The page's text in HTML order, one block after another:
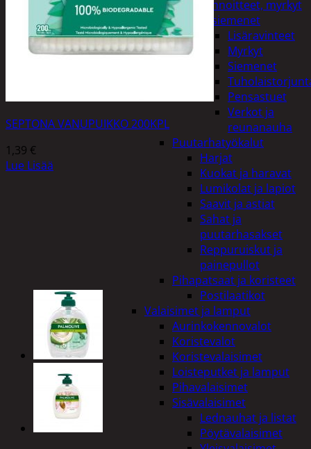
Lannoitteet, myrkyt
ja siemenet
Lisäravinteet
Myrkyt
Siemenet
Pensastuet
Verkot ja
reunanauha
Puutarhatyökalut
Harjat
Kuokat ja haravat
Lumikolat ja lapiot
Saavit ja astiat
Sahat ja
puutarhasakset
Reppuruiskut ja
painepullot
Pihapatsaat ja koristeet
Postilaatikot
Valaisimet ja lamput
Aurinkokennovalot
Koristevalot
Koristevalaisimet
Loisteputket ja lamput
Pihavalaisimet
Sisävalaisimet
Lednauhat ja listat
Pöytävalaisimet
SEPTONA VANUPUIKKO 200KPL
1,39 €
Lue Lisää